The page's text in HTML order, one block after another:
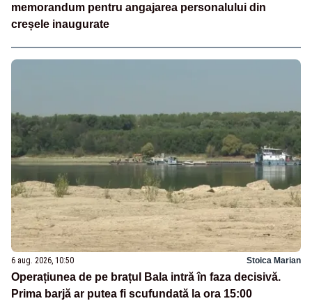
memorandum pentru angajarea personalului din
creșele inaugurate
6 aug. 2026, 10:50 Stoica Marian
Operațiunea de pe brațul Bala intră în faza decisivă.
Prima barjă ar putea fi scufundată la ora 15:00